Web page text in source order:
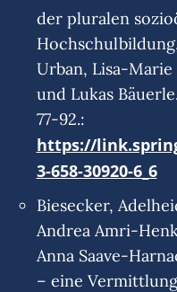
der pluralen
Urban, Lisa-
und Lukas
77-92.:
https://
3-658-30920-6_6
Biesecker,
Andrea Amri-
Anna Saave-
– eine